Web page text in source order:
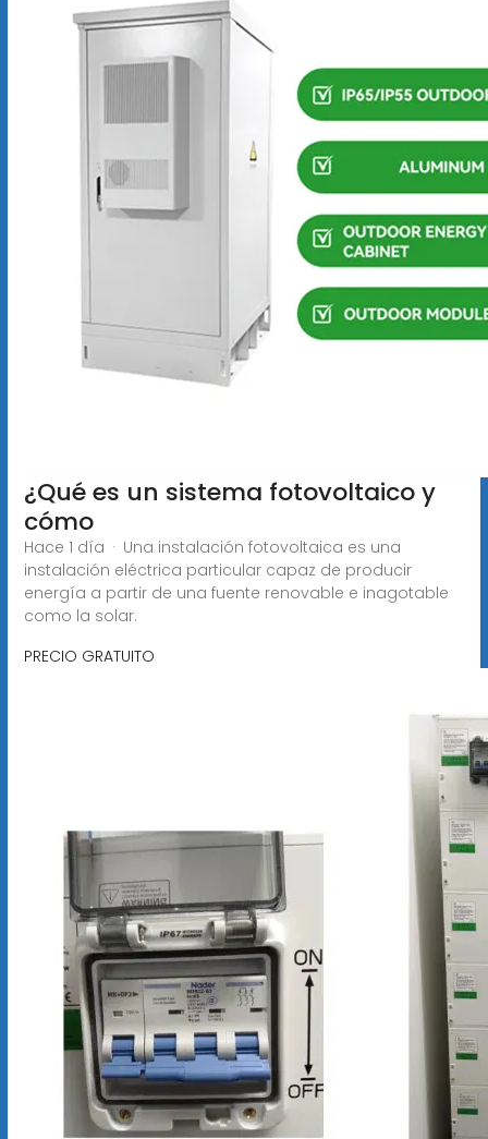
¿Qué es un sistema fotovoltaico y
cómo
Hace 1 día · Una instalación fotovoltaica es una
instalación eléctrica particular capaz de producir
energía a partir de una fuente renovable e inagotable
como la solar.
PRECIO GRATUITO